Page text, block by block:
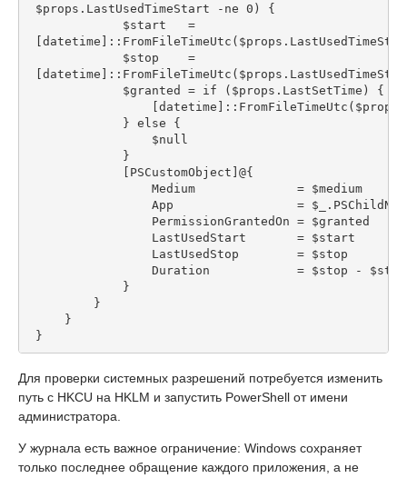
$props.LastUsedTimeStart -ne 0) {
$start   =
$stop    =
$granted = if ($props.LastSetTime) {
} else {
$null
}
[PSCustomObject]@{
Medium              = $medium
App                 =
PermissionGrantedOn = $granted
LastUsedStart       = $start
LastUsedStop        = $stop
Duration            = $stop -
}
}
}
}
Для проверки системных разрешений потребуется изменить
путь с HKCU на HKLM и запустить PowerShell от имени
администратора.
У журнала есть важное ограничение: Windows сохраняет
только последнее обращение каждого приложения, а не